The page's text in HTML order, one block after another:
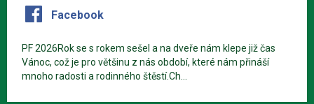
Facebook
PF 2026Rok se s rokem sešel a na dveře nám klepe již čas
Vánoc, což je pro většinu z nás období, které nám přináší
mnoho radosti a rodinného štěstí.Ch...